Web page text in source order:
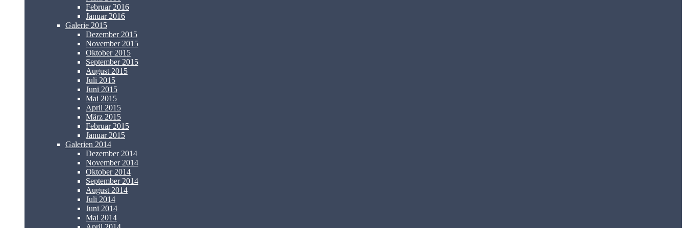
Februar 2016
Januar 2016
Galerie 2015
Dezember 2015
November 2015
Oktober 2015
September 2015
August 2015
Juli 2015
Juni 2015
Mai 2015
April 2015
März 2015
Februar 2015
Januar 2015
Galerien 2014
Dezember 2014
November 2014
Oktober 2014
September 2014
August 2014
Juli 2014
Juni 2014
Mai 2014